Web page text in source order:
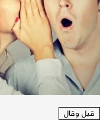
قيل وقال